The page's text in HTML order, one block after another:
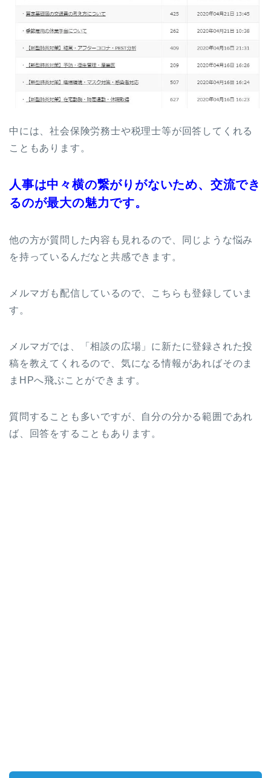
中には、社会保険労務士や税理士等が回答してくれる
こともあります。
人事は中々横の繋がりがないため、交流でき
るのが最大の魅力です。
他の方が質問した内容も見れるので、同じような悩み
を持っているんだなと共感できます。
メルマガも配信しているので、こちらも登録していま
す。
メルマガでは、「相談の広場」に新たに登録された投
稿を教えてくれるので、気になる情報があればそのま
まHPへ飛ぶことができます。
質問することも多いですが、自分の分かる範囲であれ
ば、回答をすることもあります。